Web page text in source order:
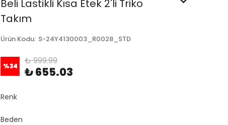
Beli Lastikli Kısa Etek 2'li Triko
Takım
Ürün Kodu: S-24Y4130003_R0028_STD
%34 ₺ 999.99
₺ 655.03
Renk
Beden